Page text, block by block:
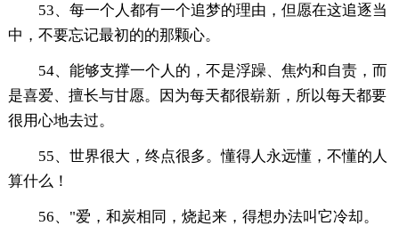
53、每一个人都有一个追梦的理由，但愿在这追逐当
中，不要忘记最初的的那颗心。
54、能够支撑一个人的，不是浮躁、焦灼和自责，而
是喜爱、擅长与甘愿。因为每天都很崭新，所以每天都要
很用心地去过。
55、世界很大，终点很多。懂得人永远懂，不懂的人
算什么！
56、"爱，和炭相同，烧起来，得想办法叫它冷却。